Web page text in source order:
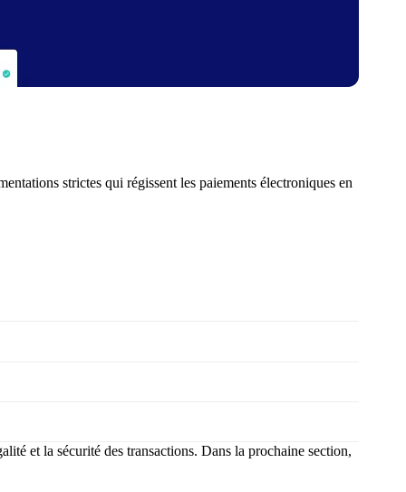
strictes qui régissent les paiements électroniques en
et la sécurité des transactions. Dans la prochaine section,